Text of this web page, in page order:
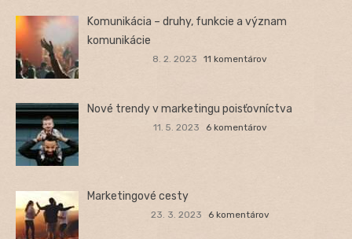
Komunikácia – druhy, funkcie a význam
komunikácie
8. 2. 2023 11 komentárov
Nové trendy v marketingu poisťovníctva
11. 5. 2023 6 komentárov
Marketingové cesty
23. 3. 2023 6 komentárov